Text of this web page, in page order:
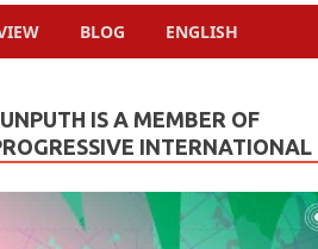
BLOG ENGLISH
IS A MEMBER OF
INTERNATIONAL